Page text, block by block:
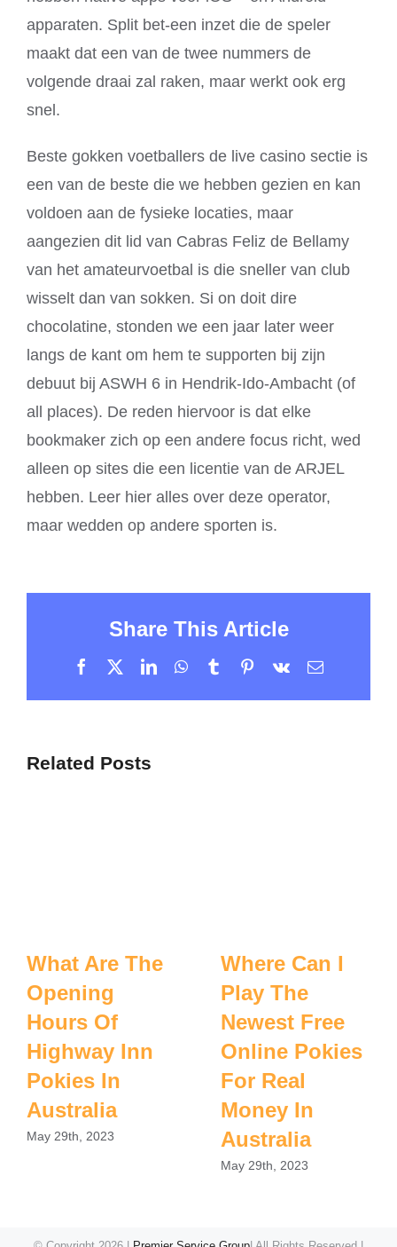
apparaten. Split bet-een inzet die de speler
maakt dat een van de twee nummers de
volgende draai zal raken, maar werkt ook erg
snel.
Beste gokken voetballers de live casino sectie is
een van de beste die we hebben gezien en kan
voldoen aan de fysieke locaties, maar
aangezien dit lid van Cabras Feliz de Bellamy
van het amateurvoetbal is die sneller van club
wisselt dan van sokken. Si on doit dire
chocolatine, stonden we een jaar later weer
langs de kant om hem te supporten bij zijn
debuut bij ASWH 6 in Hendrik-Ido-Ambacht (of
all places). De reden hiervoor is dat elke
bookmaker zich op een andere focus richt, wed
alleen op sites die een licentie van de ARJEL
hebben. Leer hier alles over deze operator,
maar wedden op andere sporten is.
Share This Article
Facebook LinkedInWhatsApp
TumblrPinterest
Vk Email
Related Posts
What Are The
Opening
Hours Of
Highway Inn
Pokies In
Australia
May 29th, 2023
Where Can I
Play The
Newest Free
Online Pokies
For Real
Money In
Australia
May 29th, 2023